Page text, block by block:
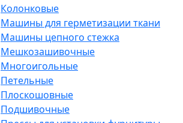
Колонковые
Машины для герметизации ткани
Машины цепного стежка
Мешкозашивочные
Многоигольные
Петельные
Плоскошовные
Подшивочные